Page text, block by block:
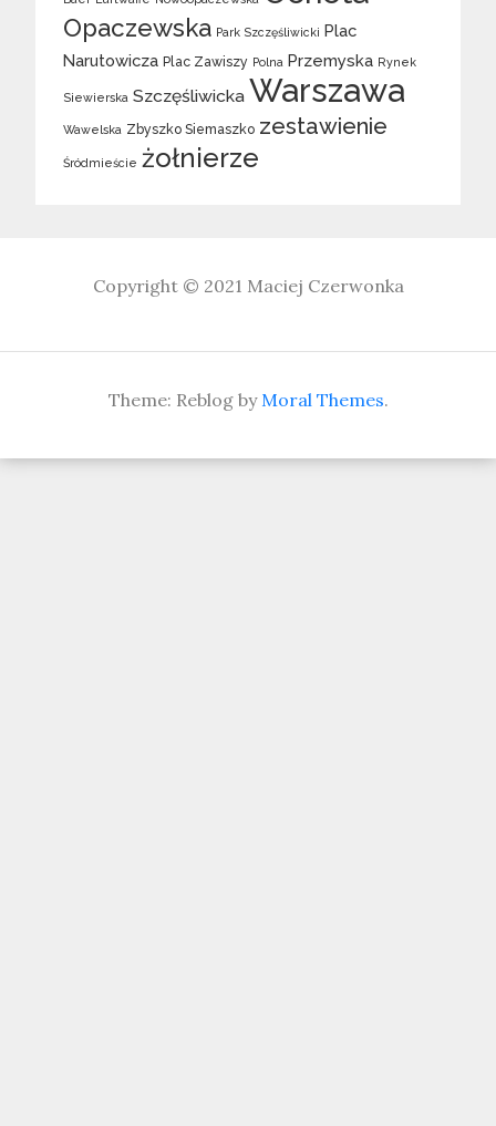
Opaczewska Park Szczęśliwicki Plac
Narutowicza Plac Zawiszy Polna Przemyska Rynek
Siewierska Szczęśliwicka Warszawa
Wawelska Zbyszko Siemaszko zestawienie
Śródmieście żołnierze
Copyright © 2021 Maciej Czerwonka
Theme: Reblog byMoral Themes.